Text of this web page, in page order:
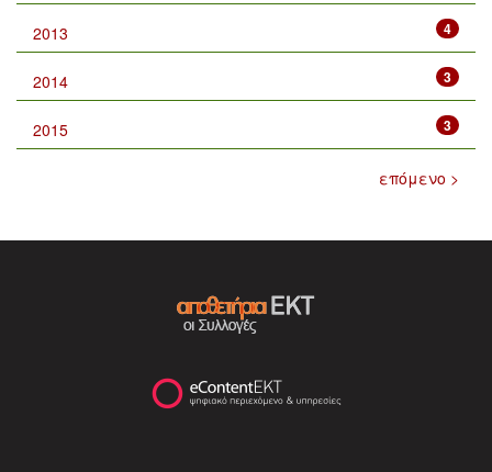
4
2013
3
2014
3
2015
επόμενο >